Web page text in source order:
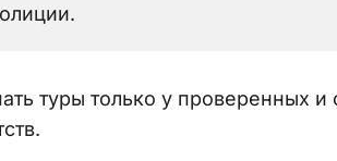
туры только у проверенных и